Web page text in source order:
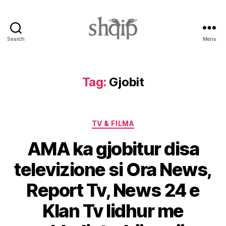
Search Menu
Tag: Gjobit
Categories
TV & FILMA
AMA ka gjobitur disa
televizione si Ora News,
Report Tv, News 24 e
Klan Tv lidhur me